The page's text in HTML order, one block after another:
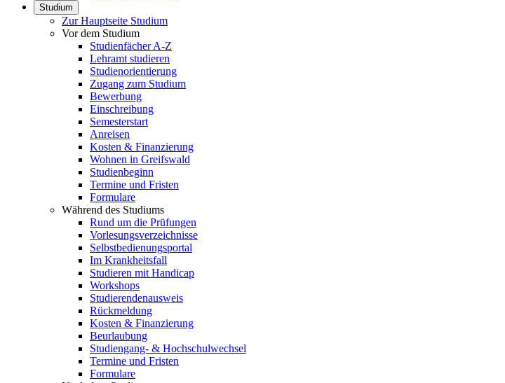
Studium
Zur Hauptseite Studium
Vor dem Studium
Studienfächer A-Z
Lehramt studieren
Studienorientierung
Zugang zum Studium
Bewerbung
Einschreibung
Semesterstart
Anreisen
Kosten & Finanzierung
Wohnen in Greifswald
Studienbeginn
Termine und Fristen
Formulare
Während des Studiums
Rund um die Prüfungen
Vorlesungsverzeichnisse
Selbstbedienungsportal
Im Krankheitsfall
Studieren mit Handicap
Workshops
Studierendenausweis
Rückmeldung
Kosten & Finanzierung
Beurlaubung
Studiengang- & Hochschulwechsel
Termine und Fristen
Formulare